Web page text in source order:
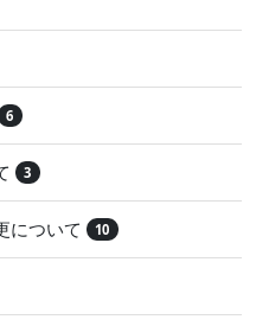
6
3
について 10